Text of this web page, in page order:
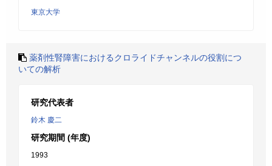
東京大学
薬剤性腎障害におけるクロライドチャンネルの役割につ
いての解析
研究代表者
鈴木 慶二
研究期間 (年度)
1993